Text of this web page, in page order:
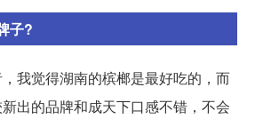
子?
我觉得湖南的槟榔是最好吃的，而
出的品牌和成天下口感不错，不会